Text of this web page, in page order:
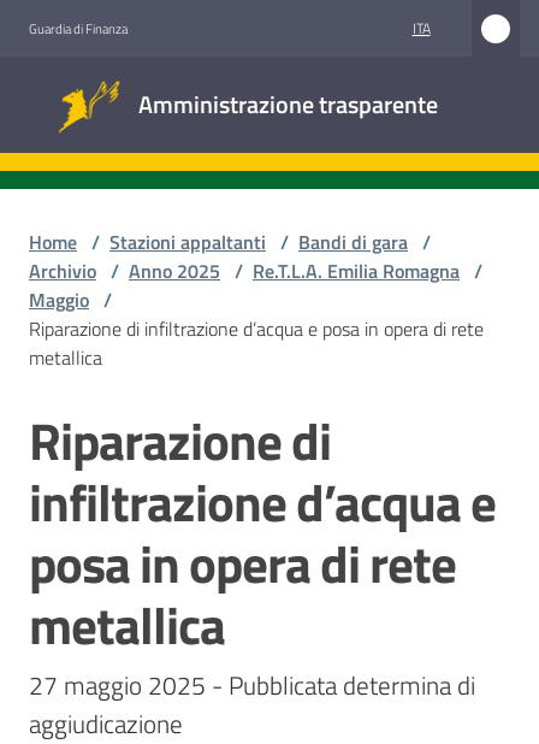
Guardia di Finanza ITA
Amministrazione trasparente
trasparente
Accesso
civico
appaltanti
Contatti
Home / Stazioni appaltanti / Bandi di gara /
Archivio / Anno 2025 / Re.T.L.A. Emilia Romagna /
Maggio /
Riparazione di infiltrazione d’acqua e posa in opera di rete
metallica
Salta al contenuto
Riparazione di
infiltrazione d’acqua e
posa in opera di rete
metallica
27 maggio 2025 - Pubblicata determina di
aggiudicazione